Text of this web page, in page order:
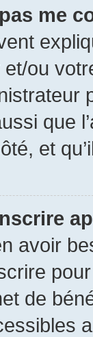
me
ou
que
et
avoir
de